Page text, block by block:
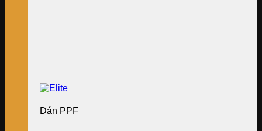
Dán PPF